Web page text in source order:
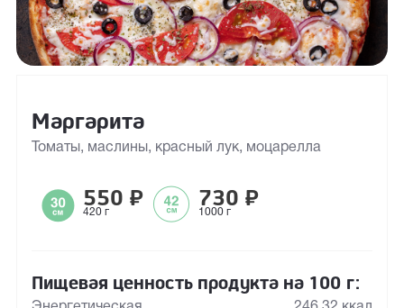
Маргарита
Томаты, маслины, красный лук, моцарелла
550 ₽
420 г
730 ₽
1000 г
Пищевая ценность продукта на 100 г: